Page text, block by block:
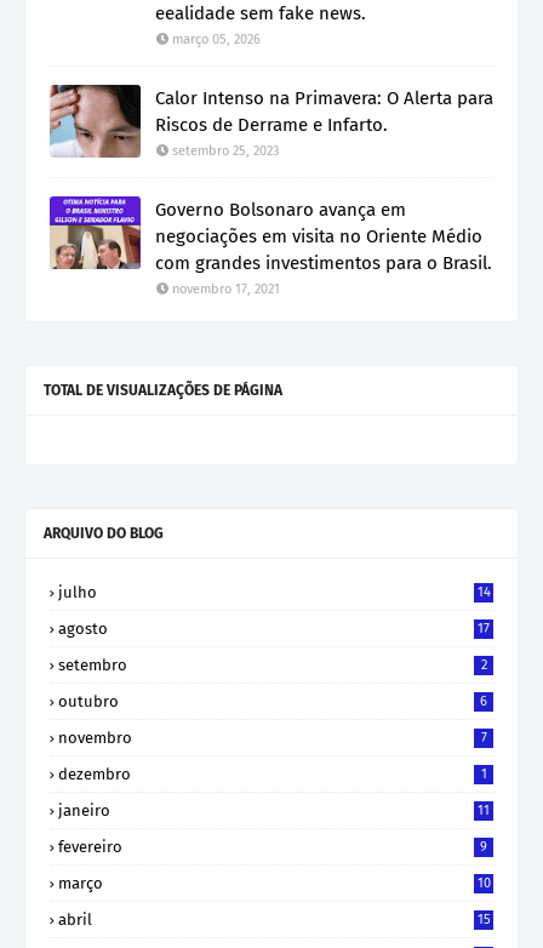
eealidade sem fake news.
março 05, 2026
Calor Intenso na Primavera: O Alerta para
Riscos de Derrame e Infarto.
setembro 25, 2023
Governo Bolsonaro avança em
negociações em visita no Oriente Médio
com grandes investimentos para o Brasil.
novembro 17, 2021
TOTAL DE VISUALIZAÇÕES DE PÁGINA
ARQUIVO DO BLOG
julho 14
agosto 17
setembro 2
outubro 6
novembro 7
dezembro 1
janeiro 11
fevereiro 9
março 10
abril 15